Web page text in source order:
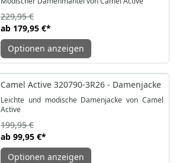
ab 179,95 €*
229,95 €
Optionen anzeigen
-50%
Camel Active 320790-3R26 - Damenjacke
Leichte und modische Damenjacke von Camel
Active
ab 99,95 €*
199,95 €
Optionen anzeigen